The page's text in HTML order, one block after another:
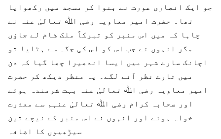
جو ایک انصاری عورت نے بنوا کر مسجد میں رکھوایا
تھا۔ حضرت امیر معاویہ رضی اﷲ تعالیٰ عنہ نے
چاہا کہ میں اس منبر کو تبرکاً ملک شام لے جاؤں
مگر انہوں نے جب اس کو اس کی جگہ سے ہٹایا تو
اچانک سارے شہر میں ایسا اندھیرا چھا گیا کہ دن
میں تارے نظر آنے لگے۔ یہ منظر دیکھ کر حضرت
امیر معاویہ رضی اﷲ تعالیٰ عنہ بہت شرمندہ ہوئے
اور صحابہ کرام رضی اﷲ تعالیٰ عنہم سے معذرت
خواہ ہوئے اور انہوں نے اس منبر کے نیچے تین
سیڑھیوں کا اضافہ